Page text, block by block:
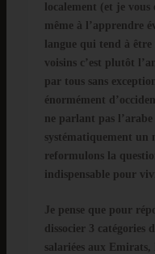
localement (et je
même à l’apprendre
langue qui tend à
voisins c’est plutôt
par tous sans
énormément
ne parlant pas
systématiquement un
reformulons la
indispensable pour
Je pense que pour
dissocier 3 catégories
salariées aux